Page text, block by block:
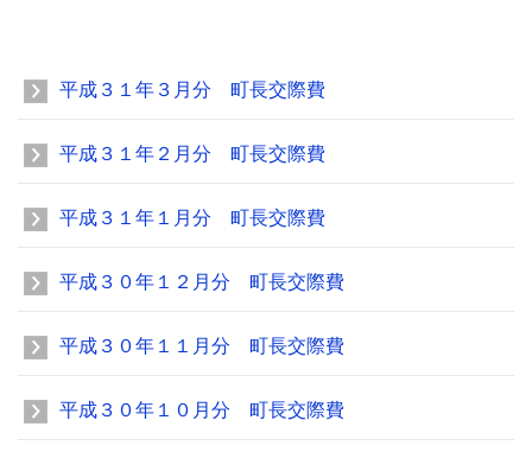
平成３１年３月分 町長交際費
平成３１年２月分 町長交際費
平成３１年１月分 町長交際費
平成３０年１２月分 町長交際費
平成３０年１１月分 町長交際費
平成３０年１０月分 町長交際費